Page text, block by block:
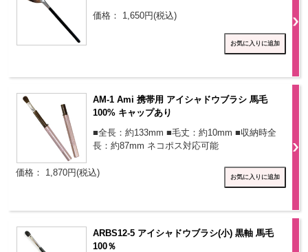
価格： 1,650円(税込)
AM-1 Ami 携帯用 アイシャドウブラシ 馬毛
100% キャップあり
■全長：約133mm ■毛丈：約10mm ■収納時全
長：約87mm ネコポス対応可能
価格： 1,870円(税込)
ARBS12-5 アイシャドウブラシ(小) 黒軸 馬毛
100％